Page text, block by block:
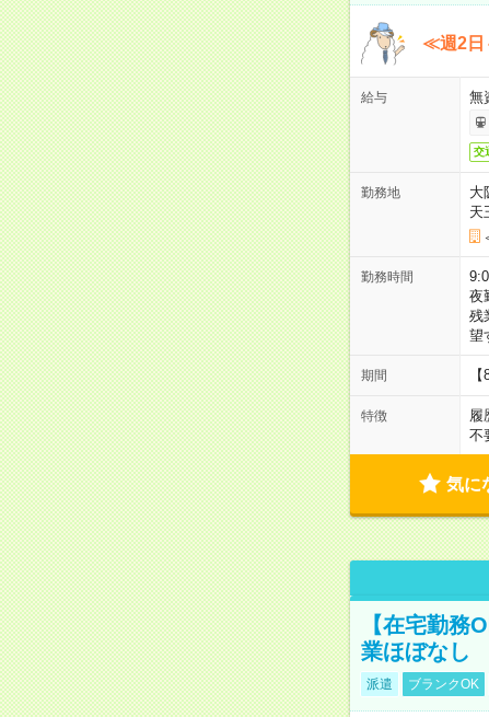
≪週2日
給与 無
交
勤務地
大
天
勤務時間
夜
残
望
期間
特徴 履
不
気に
【在宅勤務
業ほぼなし
派遣 ブランクOK